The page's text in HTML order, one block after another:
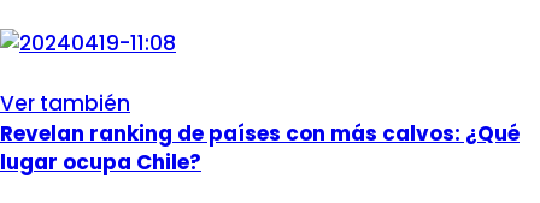
Ver también
Revelan ranking de países con más calvos: ¿Qué
lugar ocupa Chile?